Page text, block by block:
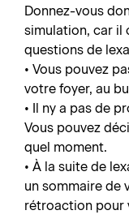
Donnez-vous
simulation, car il
questions de
• Vous pouvez
votre foyer, au
• Il ny a pas de
Vous pouvez
quel moment.
• À la suite de
un sommaire de
rétroaction pour